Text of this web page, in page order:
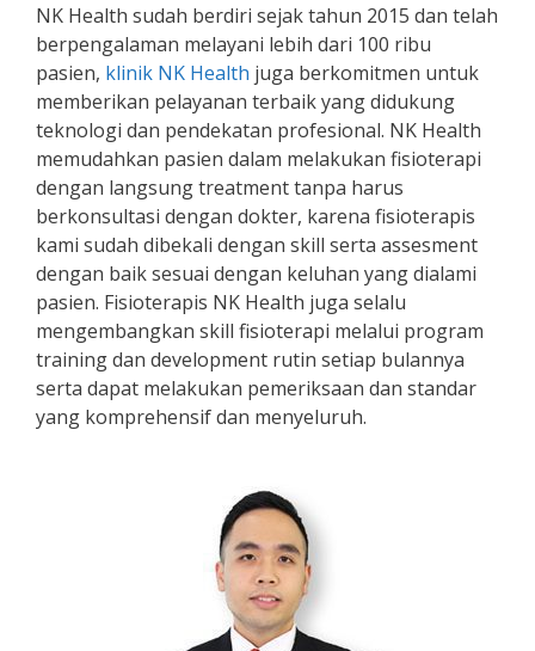
NK Health sudah berdiri sejak tahun 2015 dan telah
berpengalaman melayani lebih dari 100 ribu
pasien, klinik NK Health juga berkomitmen untuk
memberikan pelayanan terbaik yang didukung
teknologi dan pendekatan profesional. NK Health
memudahkan pasien dalam melakukan fisioterapi
dengan langsung treatment tanpa harus
berkonsultasi dengan dokter, karena fisioterapis
kami sudah dibekali dengan skill serta assesment
dengan baik sesuai dengan keluhan yang dialami
pasien. Fisioterapis NK Health juga selalu
mengembangkan skill fisioterapi melalui program
training dan development rutin setiap bulannya
serta dapat melakukan pemeriksaan dan standar
yang komprehensif dan menyeluruh.